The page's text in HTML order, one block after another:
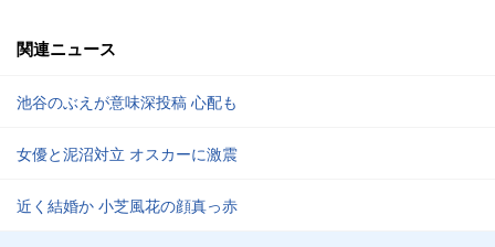
関連ニュース
池谷のぶえが意味深投稿 心配も
女優と泥沼対立 オスカーに激震
近く結婚か 小芝風花の顔真っ赤